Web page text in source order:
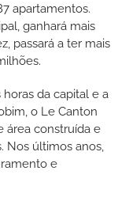
apartamentos.
ganhará mais
passará a ter mais
da capital e a
o Le Canton
área construída e
Nos últimos anos,
e